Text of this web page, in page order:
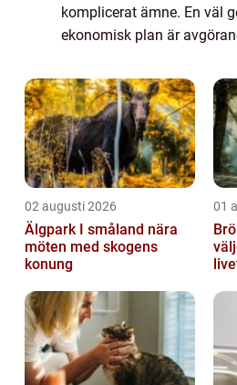
komplicerat ämne. En väl
ekonomisk plan är
02 augusti 2026
Älgpark I småland nära
möten med skogens
konung
01